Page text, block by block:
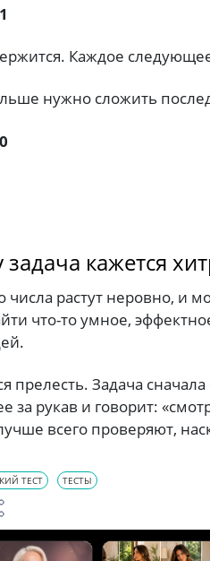
Каждое
нужно сложить
кажется
числа растут неровно, и
что-то умное,
прелесть. Задача
за рукав и говорит:
всего проверяют,
ТЕСТ ТЕСТЫ